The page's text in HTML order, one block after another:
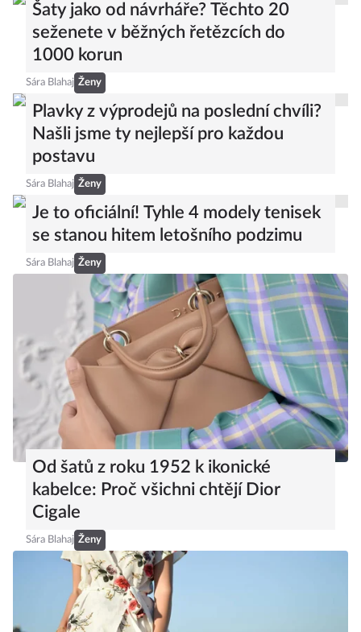
Šaty jako od návrháře? Těchto 20
seženete v běžných řetězcích do
1000 korun
Sára Blahaj Ženy
Plavky z výprodejů na poslední chvíli?
Našli jsme ty nejlepší pro každou
postavu
Sára Blahaj Ženy
Je to oficiální! Tyhle 4 modely tenisek
se stanou hitem letošního podzimu
Sára Blahaj Ženy
Od šatů z roku 1952 k ikonické
kabelce: Proč všichni chtějí Dior
Cigale
Sára Blahaj Ženy